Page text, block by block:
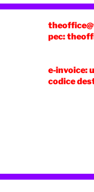
pec:
e-invoice:
codice